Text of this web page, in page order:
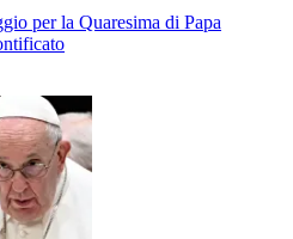
per la Quaresima di Papa